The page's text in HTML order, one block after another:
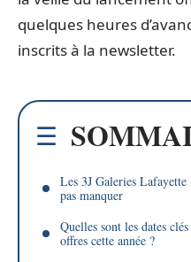
quelques heures
inscrits à la newsletter.
Les 3J Galeries
pas manquer
Quelles sont les dates
offres cette année ?